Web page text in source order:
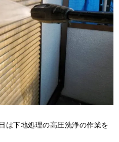
は下地処理の高圧洗浄の作業を